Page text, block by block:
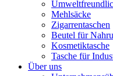
Mehlsäcke
Zigarrentaschen
Beutel für
Kosmetiktasche
Tasche für
Über uns